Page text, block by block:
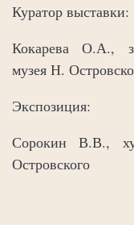
Куратор выставки:
Кокарева О.А.,
музея Н.
Экспозиция:
Сорокин В.В.,
Островского